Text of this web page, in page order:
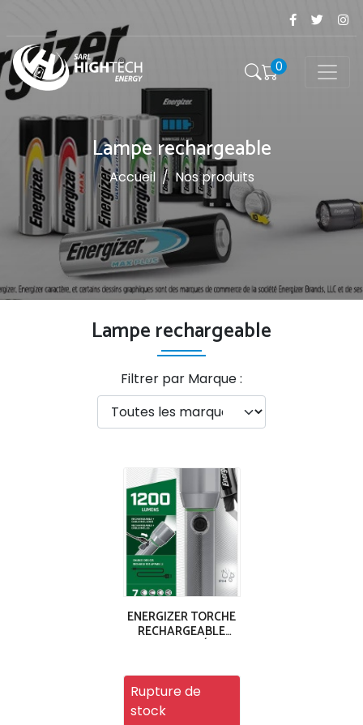
0
Lampe rechargeable
Accueil / Nos produits
Lampe rechargeable
Filtrer par Marque :
ENERGIZER TORCHE
RECHARGEABLE
VISION HD MÉTAL
Rupture de
stock